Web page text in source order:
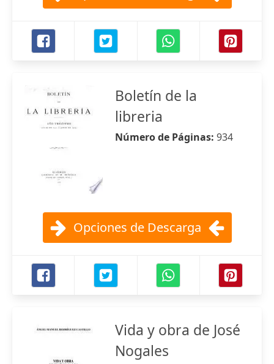
Boletín de la
libreria
Número de Páginas: 934
Opciones de Descarga
Vida y obra de José
Nogales